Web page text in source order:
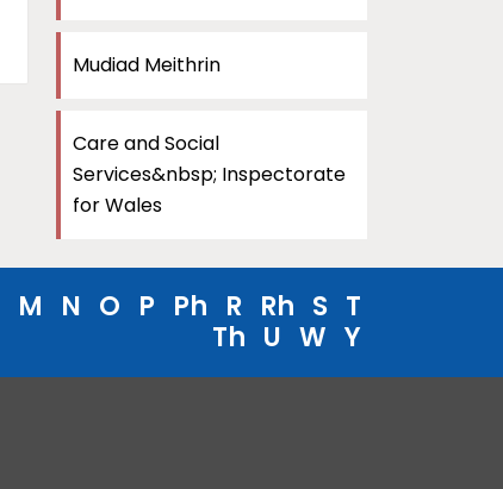
Mudiad Meithrin
Care and Social
Services&nbsp; Inspectorate
for Wales
M N O P Ph R Rh S T
Th U W Y